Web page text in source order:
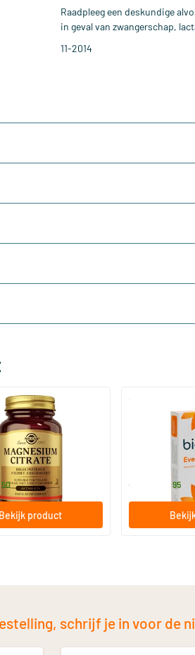
Raadpleeg een deskundige
in geval van zwangerschap,
11-2014
(287)
Citrate (Magnesium
tabletten
50
Bekijk product
Bio-Kult
30/​60/​120
vanaf .95
schrijf je in voor de